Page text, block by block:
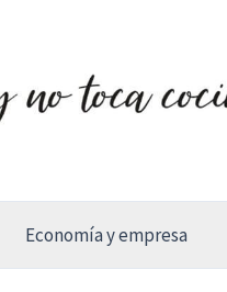
Economía y empresa